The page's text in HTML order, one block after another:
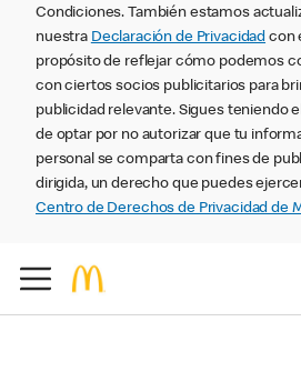
Condiciones. También estamos
nuestra Declaración de Privacidad con
propósito de reflejar cómo podemos
con ciertos socios publicitarios para
publicidad relevante. Sigues teniendo
de optar por no autorizar que tu
personal se comparta con fines de
dirigida, un derecho que puedes
Centro de Derechos de Privacidad de